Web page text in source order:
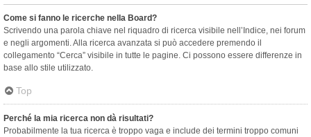
Come si fanno le ricerche nella Board?
Scrivendo una parola chiave nel riquadro di ricerca visibile nell’Indice, nei forum
e negli argomenti. Alla ricerca avanzata si può accedere premendo il
collegamento “Cerca” visibile in tutte le pagine. Ci possono essere differenze in
base allo stile utilizzato.
Top
Perché la mia ricerca non dà risultati?
Probabilmente la tua ricerca è troppo vaga e include dei termini troppo comuni